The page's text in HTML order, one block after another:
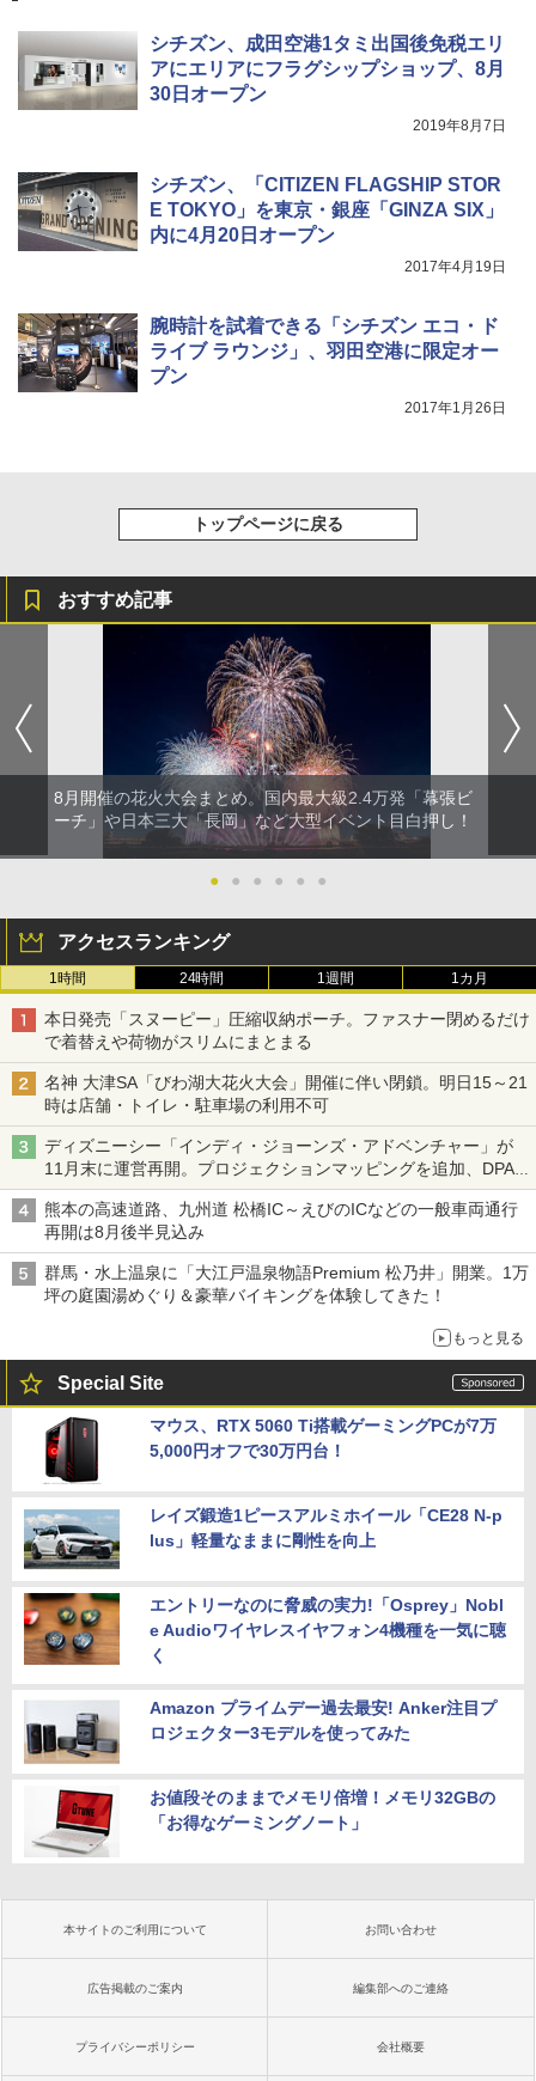
解く (講談社現代新書)
￥1,540
ュ(BC仕様) PATC-150B(EB)
￥8,991
X 2人用 3人用 キャンプ アウトドア フェス
収納 コンパクト 簡単設営 カンガルーテント
ソロキャンプ ソロテント
き
￥6,459
USB充電式 高精度 超長距離照射 長時間使用
可能 安全ロック付き 高安全性 金属製耐久 コ
ンパクト多機能設計 持ち運び便利 アウトド
ア/オフィス/教育現場/展示会用 緑
シチズン、成田空港1タミ出国後免税エリ
アにエリアにフラグシップショップ、8月
30日オープン
2019年8月7日
シチズン、「CITIZEN FLAGSHIP STOR
E TOKYO」を東京・銀座「GINZA SIX」
内に4月20日オープン
2017年4月19日
腕時計を試着できる「シチズン エコ・ド
ライブ ラウンジ」、羽田空港に限定オー
プン
2017年1月26日
トップページに戻る
おすすめ記事
8月開催の花火大会まとめ。国内最大級2.4万発「幕張ビ
ーチ」や日本三大「長岡」など大型イベント目白押し！
● ● ● ● ● ●
アクセスランキング
1時間 24時間 1週間 1カ月
本日発売「スヌーピー」圧縮収納ポーチ。ファスナー閉めるだけ
で着替えや荷物がスリムにまとまる
名神 大津SA「びわ湖大花火大会」開催に伴い閉鎖。明日15～21
時は店舗・トイレ・駐車場の利用不可
ディズニーシー「インディ・ジョーンズ・アドベンチャー」が
11月末に運営再開。プロジェクションマッピングを追加、DPA
は1500円
熊本の高速道路、九州道 松橋IC～えびのICなどの一般車両通行
再開は8月後半見込み
群馬・水上温泉に「大江戸温泉物語Premium 松乃井」開業。1万
坪の庭園湯めぐり＆豪華バイキングを体験してきた！
もっと見る
Special Site
マウス、RTX 5060 Ti搭載ゲーミングPCが7万
5,000円オフで30万円台！
レイズ鍛造1ピースアルミホイール「CE28 N-p
lus」軽量なままに剛性を向上
エントリーなのに脅威の実力!「Osprey」Nobl
e Audioワイヤレスイヤフォン4機種を一気に聴
く
Amazon プライムデー過去最安! Anker注目プ
ロジェクター3モデルを使ってみた
お値段そのままでメモリ倍増！メモリ32GBの
「お得なゲーミングノート」
本サイトのご利用について お問い合わせ
広告掲載のご案内 編集部へのご連絡
プライバシーポリシー 会社概要